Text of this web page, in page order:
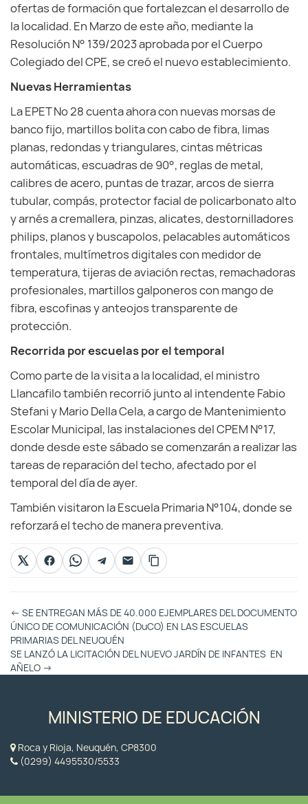
ofertas de formación que fortalezcan el desarrollo de
la localidad. En Marzo de este año, mediante la
Resolución N° 139/2023 aprobada por el Cuerpo
Colegiado del CPE, se creó el nuevo establecimiento.
Nuevas Herramientas
La EPET Nº 28 cuenta ahora con nuevas morsas de
banco fijo, martillos bolita con cabo de fibra, limas
planas, redondas y triangulares, cintas métricas
automáticas, escuadras de 90°, reglas de metal,
calibres de acero, puntas de trazar, arcos de sierra
tubular, compás, protector facial de policarbonato alto
y arnés a cremallera, pinzas, alicates, destornilladores
philips, planos y buscapolos, pelacables automáticos
frontales, multímetros digitales con medidor de
temperatura, tijeras de aviación rectas, remachadoras
profesionales, martillos galponeros con mango de
fibra, escofinas y anteojos transparente de
protección.
Recorrida por escuelas por el temporal
Como parte de la visita a la localidad, el ministro
Llancafilo también recorrió junto al intendente Fabio
Stefani y Mario Della Cela, a cargo de Mantenimiento
Escolar Municipal, las instalaciones del CPEM N°17,
donde desde este sábado se comenzarán a realizar las
tareas de reparación del techo, afectado por el
temporal del día de ayer.
También visitaron la Escuela Primaria N°104, donde se
reforzará el techo de manera preventiva.
Otras
Entradas
← SE ENTREGAN MÁS DE 40.000 EJEMPLARES DEL DOCUMENTO
ÚNICO DE COMUNICACIÓN (DuCO) EN LAS ESCUELAS
PRIMARIAS DEL NEUQUÉN
SE LANZÓ LA LICITACIÓN DEL NUEVO JARDÍN DE INFANTES EN
AÑELO →
MINISTERIO DE EDUCACIÓN
Roca y Rioja, Neuquén, CP8300
(0299) 4495530/5533